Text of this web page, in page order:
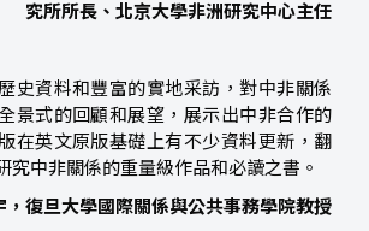
究所所長、北京大學非洲研究中心主任
史資料和豐富的實地采訪，對中非關係
景式的回顧和展望，展示出中非合作的
在英文原版基礎上有不少資料更新，翻
究中非關係的重量級作品和必讀之書。
復旦大學國際關係與公共事務學院教授